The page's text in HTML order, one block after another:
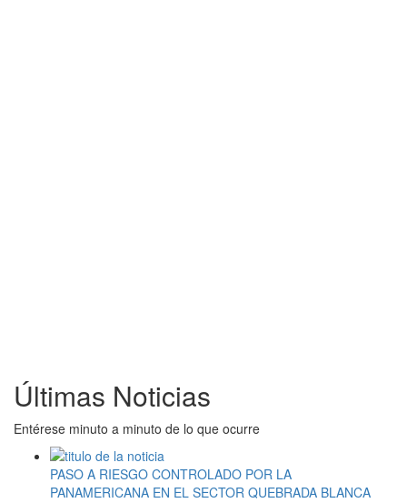
Últimas Noticias
Entérese minuto a minuto de lo que ocurre
PASO A RIESGO CONTROLADO POR LA
PANAMERICANA EN EL SECTOR QUEBRADA BLANCA